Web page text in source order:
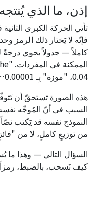
إذن، ما الذي
فإنّه لا يَختار ذلك الرمز
كاملاً — جدولاً يحوي
0.04، "موزة" بِـ 0.00001…
هذه الصورة تستحقّ أن
السبب في أنّ المُوجِّه
النموذج نفسه قد يَكتب
من توزيعٍ كاملٍ، لا من
كيف نَسحب، بالضبط، رمزاً